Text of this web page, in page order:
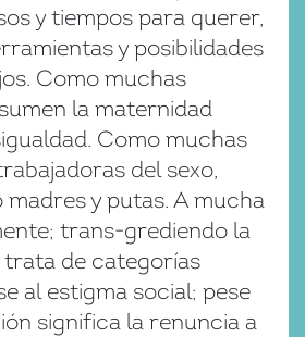
y tiempos para querer,
y posibilidades
Como muchas
la maternidad
Como muchas
del sexo,
madres y putas. A mucha
trans-grediendo la
trata de categorías
al estigma social; pese
significa la renuncia a